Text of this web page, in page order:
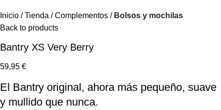
Inicio Tienda Complementos
Bolsos y mochilas
Back to products
Bantry XS Very Berry
59,95 €
El Bantry original, ahora más pequeño, suave
y mullido que nunca.